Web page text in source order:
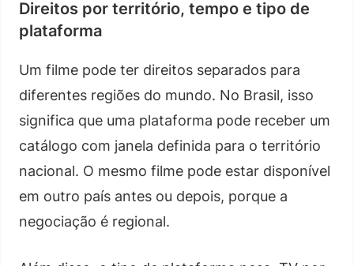
Direitos por território, tempo e tipo de
plataforma
Um filme pode ter direitos separados para
diferentes regiões do mundo. No Brasil, isso
significa que uma plataforma pode receber um
catálogo com janela definida para o território
nacional. O mesmo filme pode estar disponível
em outro país antes ou depois, porque a
negociação é regional.